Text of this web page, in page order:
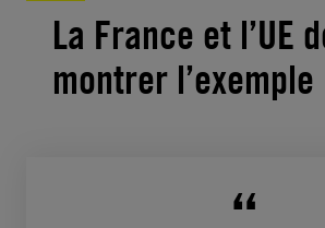
La France et l’UE
montrer l’exemple